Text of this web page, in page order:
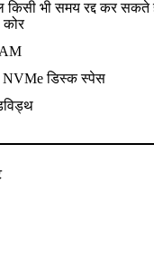
किसी भी समय रद्द कर सकते
NVMe डिस्क स्पेस